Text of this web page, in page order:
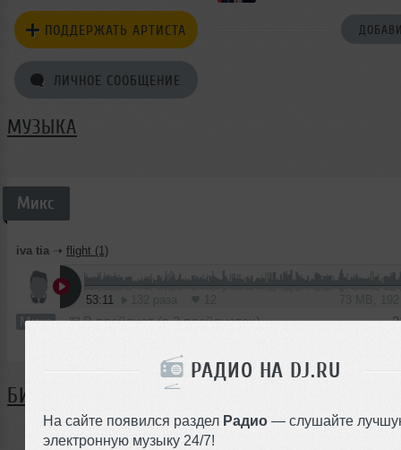
РАДИО НА DJ.RU
На сайте появился раздел Радио — слушайте
электронную музыку 24/7!
ПОДДЕРЖАТЬ АРТИСТА
ЛИЧНОЕ СООБЩЕНИЕ
МУЗЫКА
Микс
iva tia ➝ flight (1)
53:11
Микс В плейлист (в 2 плейлистах)
БИОГРАФИЯ
iva tia ещё не поделился своей биографией